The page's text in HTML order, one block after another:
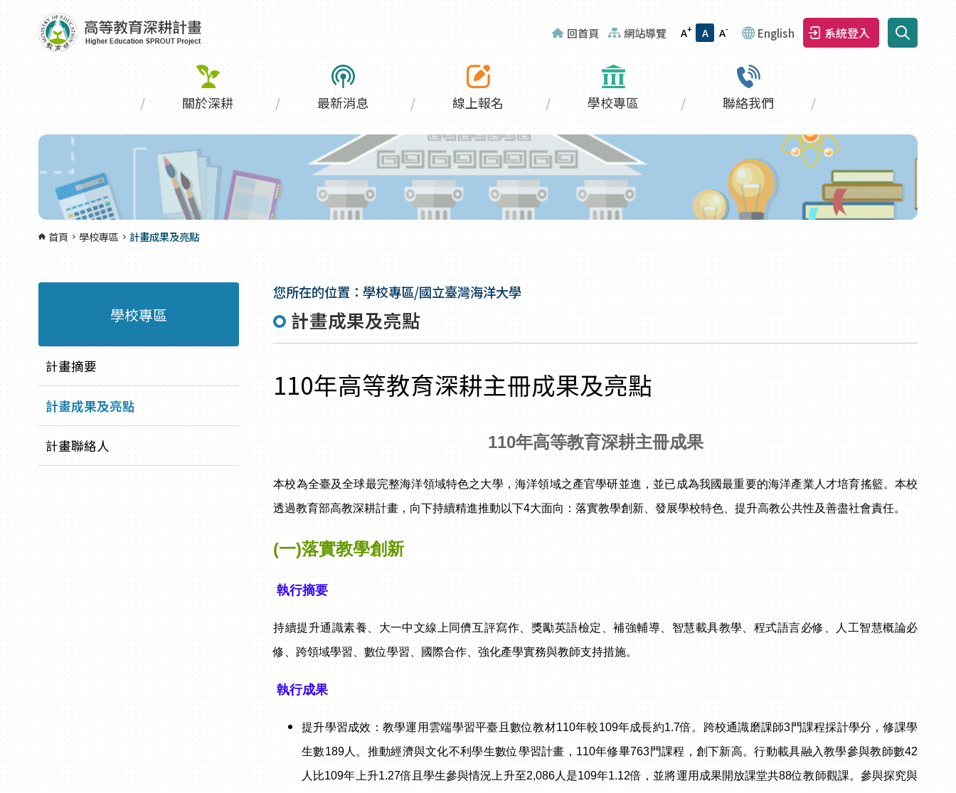
回首頁 網站導覽 A+ A A- English 系統登入
關於深耕 最新消息 線上報名 學校專區 聯絡我們
首頁 學校專區 計畫成果及亮點
學校專區
計畫摘要
計畫成果及亮點
計畫聯絡人
您所在的位置：學校專區/國立臺灣海洋大學
計畫成果及亮點
110年高等教育深耕主冊成果及亮點
110年高等教育深耕主冊成果
本校為全臺及全球最完整海洋領域特色之大學，海洋領域之產官學研並進，並已成為我國最重要的海洋產業人才培育搖籃。本校
透過教育部高教深耕計畫，向下持續精進推動以下4大面向：落實教學創新、發展學校特色、提升高教公共性及善盡社會責任。
(一)落實教學創新
執行摘要
持續提升通識素養、大一中文線上同儕互評寫作、獎勵英語檢定、補強輔導、智慧載具教學、程式語言必修、人工智慧概論必
修、跨領域學習、數位學習、國際合作、強化產學實務與教師支持措施。
執行成果
提升學習成效：教學運用雲端學習平臺且數位教材110年較109年成長約1.7倍。跨校通識磨課師3門課程採計學分，修課學
生數189人。推動經濟與文化不利學生數位學習計畫，110年修畢763門課程，創下新高。行動載具融入教學參與教師數42
人比109年上升1.27倍且學生參與情況上升至2,086人是109年1.12倍，並將運用成果開放課堂共88位教師觀課。參與探究與